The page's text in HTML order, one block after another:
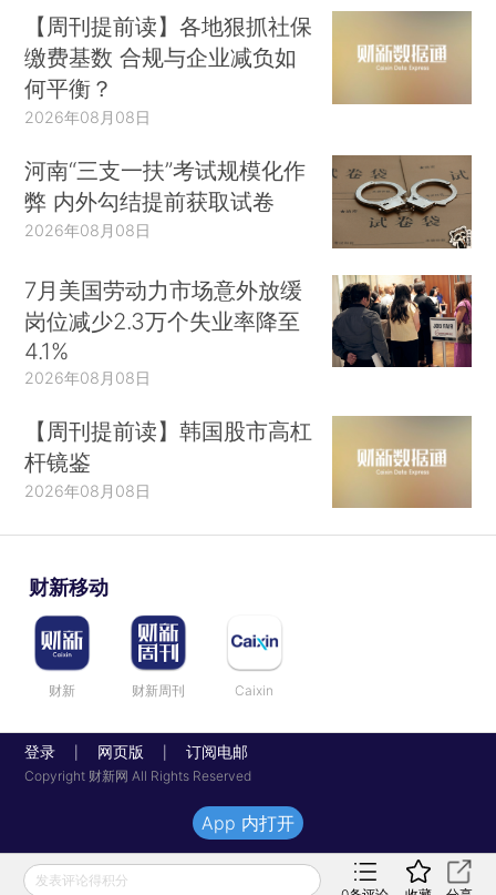
【周刊提前读】各地狠抓社保
缴费基数 合规与企业减负如
何平衡？
2026年08月08日
河南“三支一扶”考试规模化作
弊 内外勾结提前获取试卷
2026年08月08日
7月美国劳动力市场意外放缓
岗位减少2.3万个失业率降至
4.1%
2026年08月08日
【周刊提前读】韩国股市高杠
杆镜鉴
2026年08月08日
财新移动
财新 财新周刊 Caixin
登录 网页版 订阅电邮
Copyright 财新网 All Rights Reserved
发表评论得积分
App 内打开